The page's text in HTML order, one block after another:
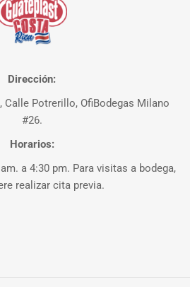
Dirección:
Calle Potrerillo, OfiBodegas Milano
#26.
Horarios:
a 4:30 pm. Para visitas a bodega,
realizar cita previa.